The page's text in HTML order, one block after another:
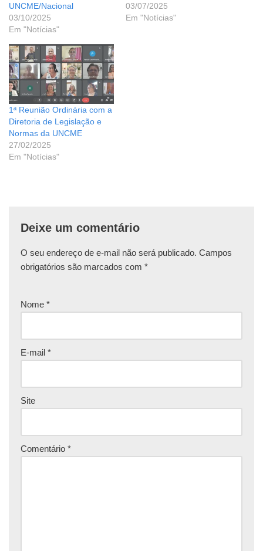
UNCME/Nacional
03/10/2025
Em "Notícias"
03/07/2025
Em "Notícias"
1ª Reunião Ordinária com a
Diretoria de Legislação e
Normas da UNCME
27/02/2025
Em "Notícias"
Deixe um comentário
O seu endereço de e-mail não será publicado. Campos
obrigatórios são marcados com *
Nome *
E-mail *
Site
Comentário *